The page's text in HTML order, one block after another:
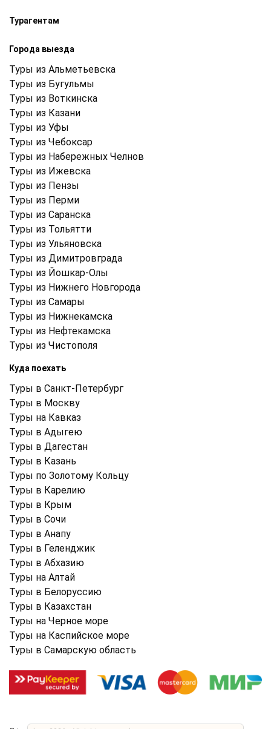
Турагентам
Города выезда
Туры из Альметьевска
Туры из Бугульмы
Туры из Воткинска
Туры из Казани
Туры из Уфы
Туры из Чебоксар
Туры из Набережных Челнов
Туры из Ижевска
Туры из Пензы
Туры из Перми
Туры из Саранска
Туры из Тольятти
Туры из Ульяновска
Туры из Димитровграда
Туры из Йошкар-Олы
Туры из Нижнего Новгорода
Туры из Самары
Туры из Нижнекамска
Туры из Нефтекамска
Туры из Чистополя
Куда поехать
Туры в Санкт-Петербург
Туры в Москву
Туры на Кавказ
Туры в Адыгею
Туры в Дагестан
Туры в Казань
Туры по Золотому Кольцу
Туры в Карелию
Туры в Крым
Туры в Cочи
Туры в Анапу
Туры в Геленджик
Туры в Абхазию
Туры на Алтай
Туры в Белоруссию
Туры в Казахстан
Туры на Черное море
Туры на Каспийское море
Туры в Самарскую область